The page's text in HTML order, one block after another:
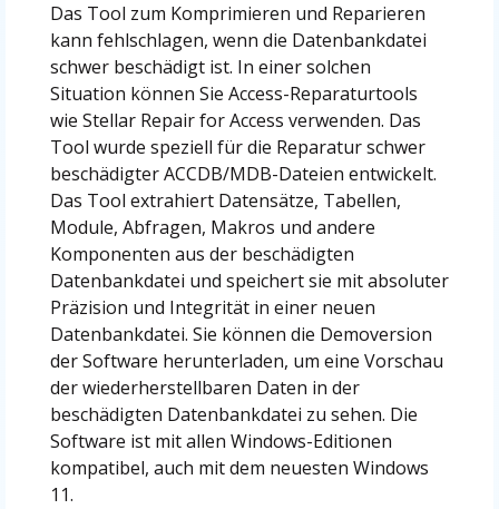
Das Tool zum Komprimieren und Reparieren
kann fehlschlagen, wenn die Datenbankdatei
schwer beschädigt ist. In einer solchen
Situation können Sie Access-Reparaturtools
wie Stellar Repair for Access verwenden. Das
Tool wurde speziell für die Reparatur schwer
beschädigter ACCDB/MDB-Dateien entwickelt.
Das Tool extrahiert Datensätze, Tabellen,
Module, Abfragen, Makros und andere
Komponenten aus der beschädigten
Datenbankdatei und speichert sie mit absoluter
Präzision und Integrität in einer neuen
Datenbankdatei. Sie können die Demoversion
der Software herunterladen, um eine Vorschau
der wiederherstellbaren Daten in der
beschädigten Datenbankdatei zu sehen. Die
Software ist mit allen Windows-Editionen
kompatibel, auch mit dem neuesten Windows
11.